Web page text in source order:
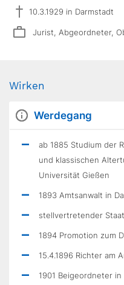
10.3.1929 in Darmstadt
Jurist, Abgeordneter,
Wirken
Werdegang
ab 1885 Studium der
und klassischen
Universität Gießen
1893 Amtsanwalt in
stellvertretender
1894 Promotion zum
15.4.1896 Richter am
1901 Beigeordneter in